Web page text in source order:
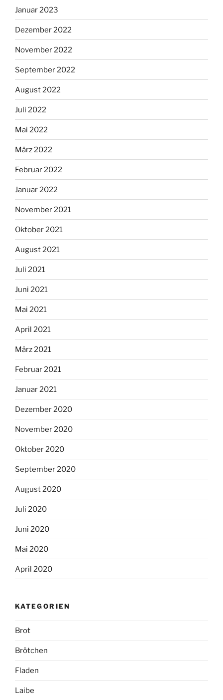
Januar 2023
Dezember 2022
November 2022
September 2022
August 2022
Juli 2022
Mai 2022
März 2022
Februar 2022
Januar 2022
November 2021
Oktober 2021
August 2021
Juli 2021
Juni 2021
Mai 2021
April 2021
März 2021
Februar 2021
Januar 2021
Dezember 2020
November 2020
Oktober 2020
September 2020
August 2020
Juli 2020
Juni 2020
Mai 2020
April 2020
KATEGORIEN
Brot
Brötchen
Fladen
Laibe